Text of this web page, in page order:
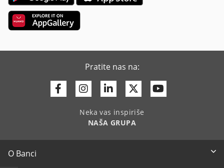
Pratite nas na:
FacebookInstagram
LinkedinTwitter
Neka vas inspiriše
NAŠA GRUPA
O Banci